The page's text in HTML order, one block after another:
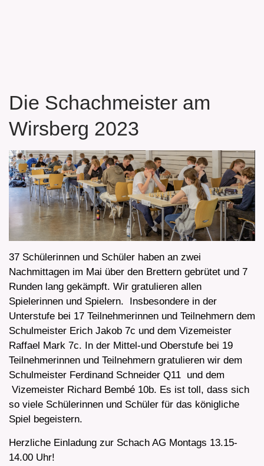
Die Schachmeister am
Wirsberg 2023
37 Schülerinnen und Schüler haben an zwei
Nachmittagen im Mai über den Brettern gebrütet und 7
Runden lang gekämpft. Wir gratulieren allen
Spielerinnen und Spielern. Insbesondere in der
Unterstufe bei 17 Teilnehmerinnen und Teilnehmern dem
Schulmeister Erich Jakob 7c und dem Vizemeister
Raffael Mark 7c. In der Mittel-und Oberstufe bei 19
Teilnehmerinnen und Teilnehmern gratulieren wir dem
Schulmeister Ferdinand Schneider Q11 und dem
Vizemeister Richard Bembé 10b. Es ist toll, dass sich
so viele Schülerinnen und Schüler für das königliche
Spiel begeistern.
Herzliche Einladung zur Schach AG Montags 13.15-
14.00 Uhr!